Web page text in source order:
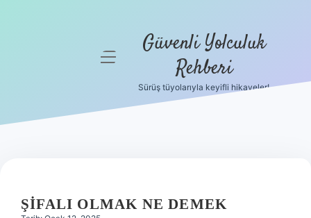
Hakkımızda
menüyü Güvenli Yolculuk
Rehberi
Sürüş tüyolarıyla keyifli hikayeler!
ŞIFALI OLMAK NE DEMEK